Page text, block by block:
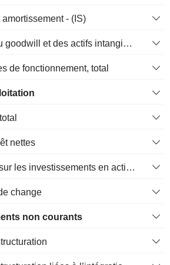
- (IS)
Dépréciation du goodwill et des actifs intangibles
de fonctionnement, total
nettes
Gains (Pertes) sur les investissements en actions
change
non courants